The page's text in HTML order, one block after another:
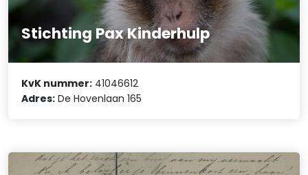
Stichting Pax Kinderhulp
KvK nummer: 41046612
Adres: De Hovenlaan 165